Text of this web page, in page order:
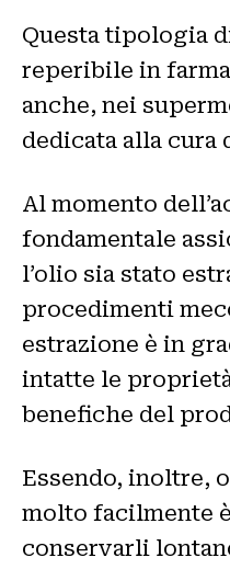
Questa tipologia
reperibile in
anche, nei
dedicata alla cura
Al momento
fondamentale
l’olio sia stato
procedimenti
estrazione è in
intatte le
benefiche del
Essendo, inoltre,
molto facilmente
conservarli